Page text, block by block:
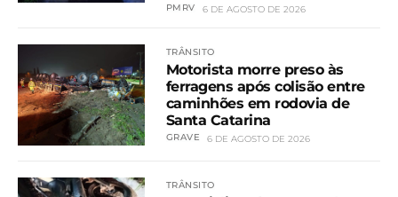
PMRV 6 DE AGOSTO DE 2026
TRÂNSITO
Motorista morre preso às
ferragens após colisão entre
caminhões em rodovia de
Santa Catarina
GRAVE 6 DE AGOSTO DE 2026
TRÂNSITO